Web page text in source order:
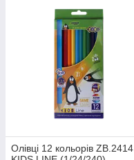
Олівці 12 кольорів ZB.2414